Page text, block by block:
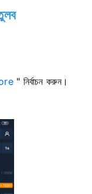
" নির্বাচন করুন।